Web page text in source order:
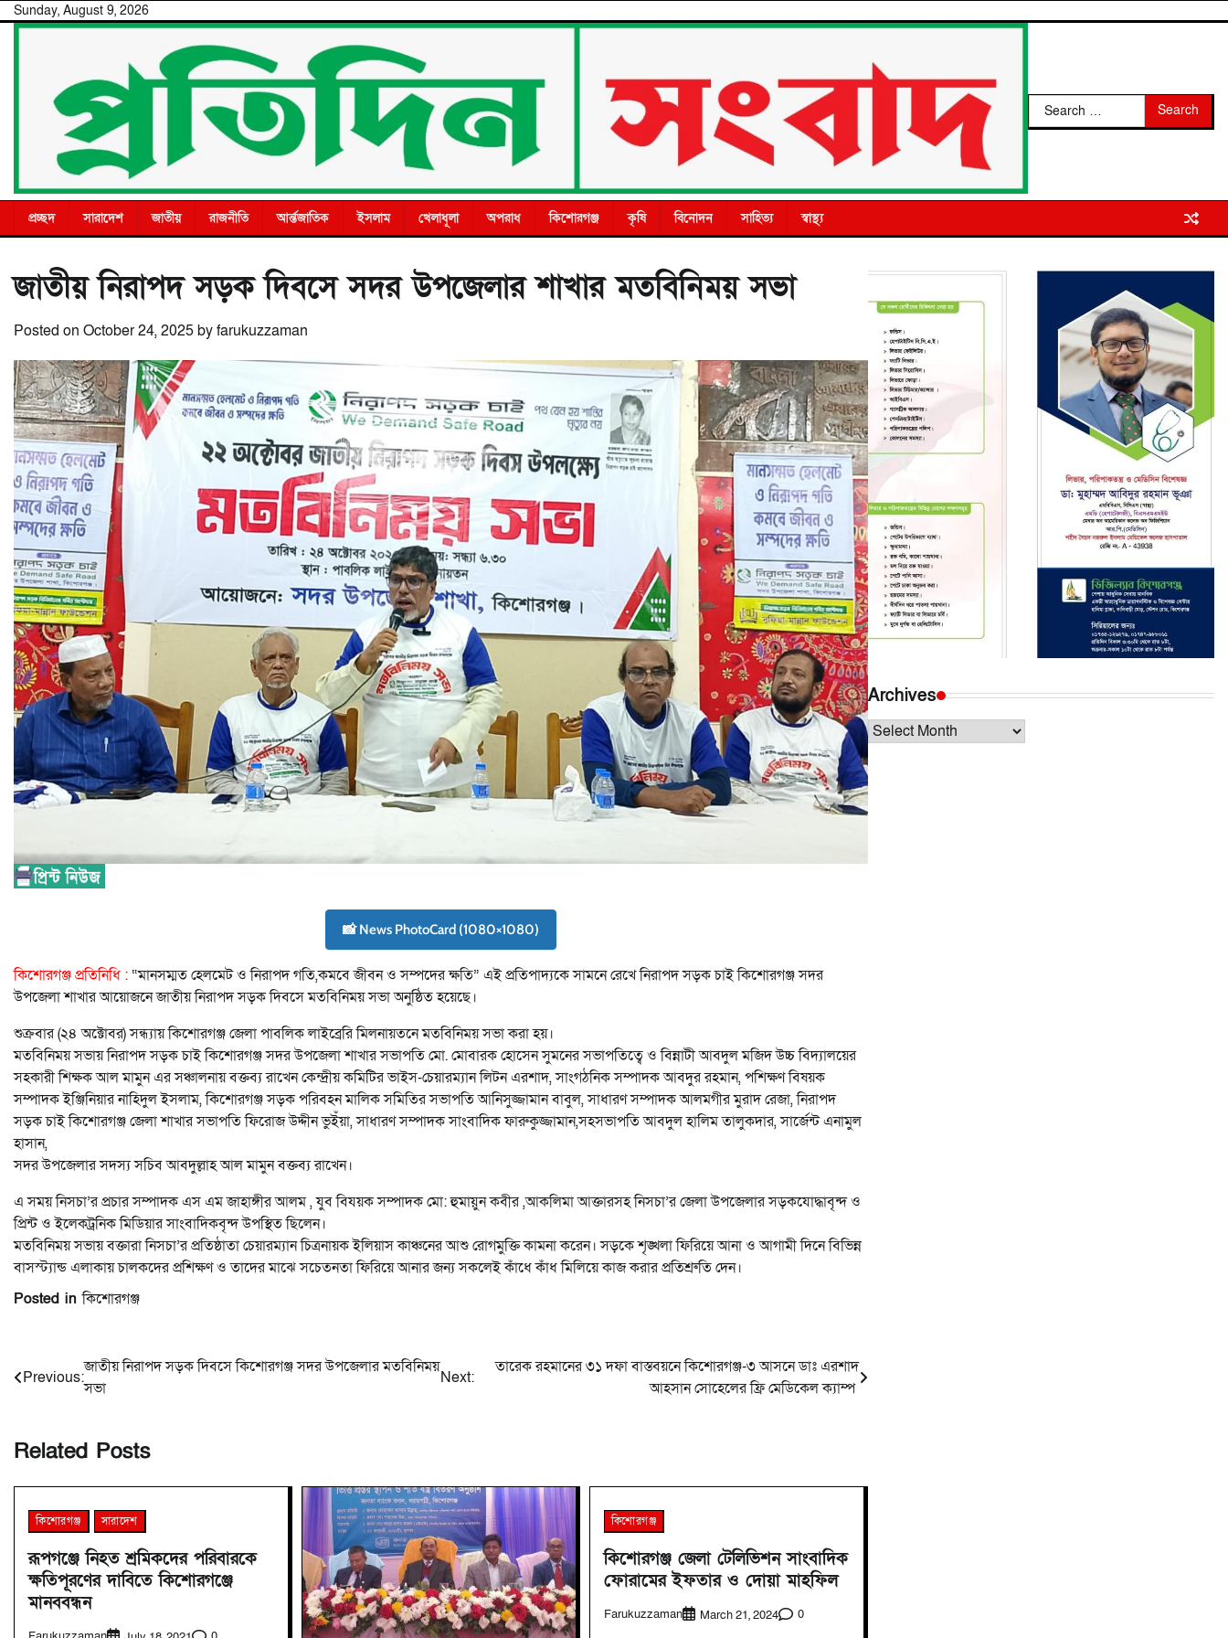
SkipSunday, August 9, 2026
Search
for:
প্রচ্ছদ সারাদেশ জাতীয় রাজনীতি আর্ন্তজাতিক ইসলাম খেলাধূলা অপরাধ কিশোরগঞ্জ কৃষি বিনোদন সাহিত্য স্বাস্থ্য
জাতীয় নিরাপদ সড়ক দিবসে সদর উপজেলার শাখার মতবিনিময় সভা
Posted on October 24, 2025byfarukuzzaman
📸 News PhotoCard (1080×1080)
কিশোরগঞ্জ প্রতিনিধি : “মানসম্মত হেলমেট ও নিরাপদ গতি,কমবে জীবন ও সম্পদের ক্ষতি” এই প্রতিপাদ্যকে সামনে রেখে নিরাপদ সড়ক চাই কিশোরগঞ্জ সদর
উপজেলা শাখার আয়োজনে জাতীয় নিরাপদ সড়ক দিবসে মতবিনিময় সভা অনুষ্ঠিত হয়েছে।
শুক্রবার (২৪ অক্টোবর) সন্ধ্যায় কিশোরগঞ্জ জেলা পাবলিক লাইব্রেরি মিলনায়তনে মতবিনিময় সভা করা হয়।
মতবিনিময় সভায় নিরাপদ সড়ক চাই কিশোরগঞ্জ সদর উপজেলা শাখার সভাপতি মো. মোবারক হোসেন সুমনের সভাপতিত্বে ও বিন্নাটী আবদুল মজিদ উচ্চ বিদ্যালয়ের
সহকারী শিক্ষক আল মামুন এর সঞ্চালনায় বক্তব্য রাখেন কেন্দ্রীয় কমিটির ভাইস-চেয়ারম্যান লিটন এরশাদ, সাংগঠনিক সম্পাদক আবদুর রহমান, পশিক্ষণ বিষয়ক
সম্পাদক ইঞ্জিনিয়ার নাহিদুল ইসলাম, কিশোরগঞ্জ সড়ক পরিবহন মালিক সমিতির সভাপতি আনিসুজ্জামান বাবুল, সাধারণ সম্পাদক আলমগীর মুরাদ রেজা, নিরাপদ
সড়ক চাই কিশোরগঞ্জ জেলা শাখার সভাপতি ফিরোজ উদ্দীন ভুইঁয়া, সাধারণ সম্পাদক সাংবাদিক ফারুকুজ্জামান,সহসভাপতি আবদুল হালিম তালুকদার, সার্জেন্ট এনামুল
হাসান,
সদর উপজেলার সদস্য সচিব আবদুল্লাহ আল মামুন বক্তব্য রাখেন।
এ সময় নিসচা’র প্রচার সম্পাদক এস এম জাহাঙ্গীর আলম , যুব বিযয়ক সম্পাদক মো: হুমায়ুন কবীর ,আকলিমা আক্তারসহ নিসচা’র জেলা উপজেলার সড়কযোদ্ধাবৃন্দ ও
প্রিন্ট ও ইলেকট্রনিক মিডিয়ার সাংবাদিকবৃন্দ উপস্থিত ছিলেন।
মতবিনিময় সভায় বক্তারা নিসচা’র প্রতিষ্ঠাতা চেয়ারম্যান চিত্রনায়ক ইলিয়াস কাঞ্চনের আশু রোগমুক্তি কামনা করেন। সড়কে শৃঙ্খলা ফিরিয়ে আনা ও আগামী দিনে বিভিন্ন
বাসস্ট্যান্ড এলাকায় চালকদের প্রশিক্ষণ ও তাদের মাঝে সচেতনতা ফিরিয়ে আনার জন্য সকলেই কাঁধে কাঁধ মিলিয়ে কাজ করার প্রতিশ্রুতি দেন।
Posted inকিশোরগঞ্জ
Post
navigation
Previous:
জাতীয় নিরাপদ সড়ক দিবসে কিশোরগঞ্জ সদর উপজেলার মতবিনিময়
সভা
Next:
তারেক রহমানের ৩১ দফা বাস্তবয়নে কিশোরগঞ্জ-৩ আসনে ডাঃ এরশাদ
আহসান সোহেলের ফ্রি মেডিকেল ক্যাম্প
Related Posts
কিশোরগঞ্জ সারাদেশ
রূপগঞ্জে নিহত শ্রমিকদের পরিবারকে
ক্ষতিপূরণের দাবিতে কিশোরগঞ্জে
মানববন্ধন
কিশোরগঞ্জ
কিশোরগঞ্জ জেলা টেলিভিশন সাংবাদিক
ফোরামের ইফতার ও দোয়া মাহফিল
Farukuzzaman March 21, 2024 0
Archives
Archives